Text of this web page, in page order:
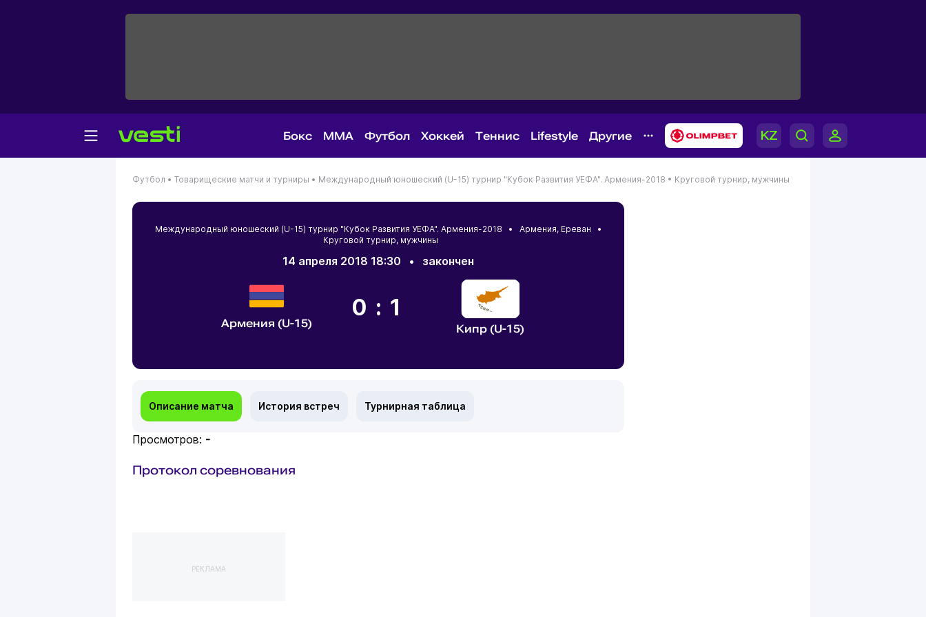
Бокс MMA Футбол Хоккей Теннис Lifestyle Другие
Футбол • Товарищеские матчи и турниры • Международный юношеский (U-15) турнир "Кубок Развития УЕФА". Армения-2018 • Круговой турнир, мужчины
Международный юношеский (U-15) турнир "Кубок Развития УЕФА". Армения-2018 • Армения, Ереван •
Круговой турнир, мужчины
14 апреля 2018 18:30 • закончен
Армения (U-15)
0:1
Кипр (U-15)
Описание матча История встреч Турнирная таблица
Просмотров: -
Протокол соревнования
РЕКЛАМА